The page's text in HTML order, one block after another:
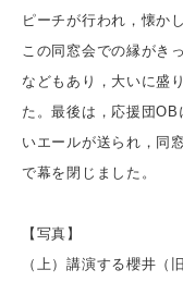
ピーチが行われ，懐か
この同窓会での縁がき
などもあり，大いに盛
た。最後は，応援団
いエールが送られ，同
で幕を閉じました。
【写真】
（上）講演する櫻井（